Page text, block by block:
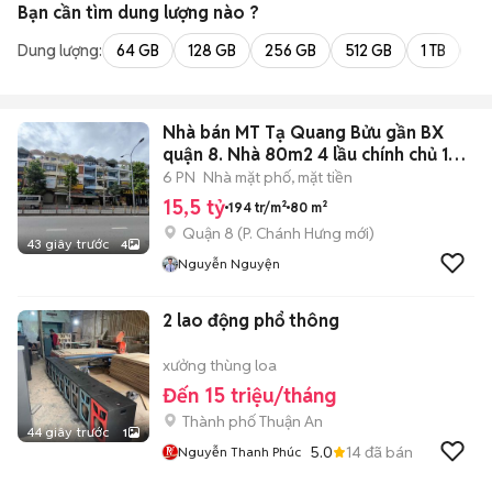
Bạn cần tìm dung lượng nào ?
Dung lượng: 64 GB 128 GB 256 GB 512 GB 1 TB
43 giây trước 4
Nhà bán MT Tạ Quang Bửu gần BX
quận 8. Nhà 80m2 4 lầu chính chủ 1
đời
6 PN Nhà mặt phố, mặt tiền
15,5 tỷ 194 tr/m² 80 m²
Quận 8 (P. Chánh Hưng mới)
Nguyễn Nguyện
44 giây trước 1
2 lao động phổ thông
xưởng thùng loa
Đến 15 triệu/tháng
Thành phố Thuận An
Nguyễn Thanh Phúc 5.0 14đã bán